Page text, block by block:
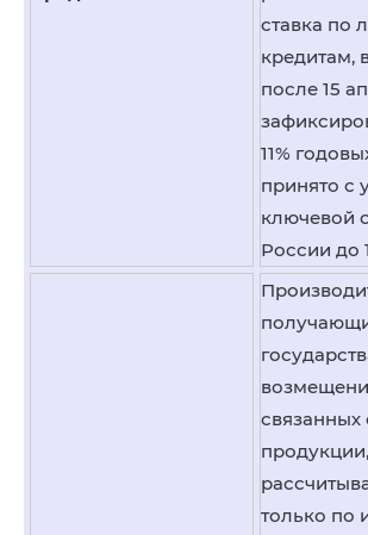
ставка по
кредитам,
после 15
11%
принято с
ключевой
России до
связанных
только по